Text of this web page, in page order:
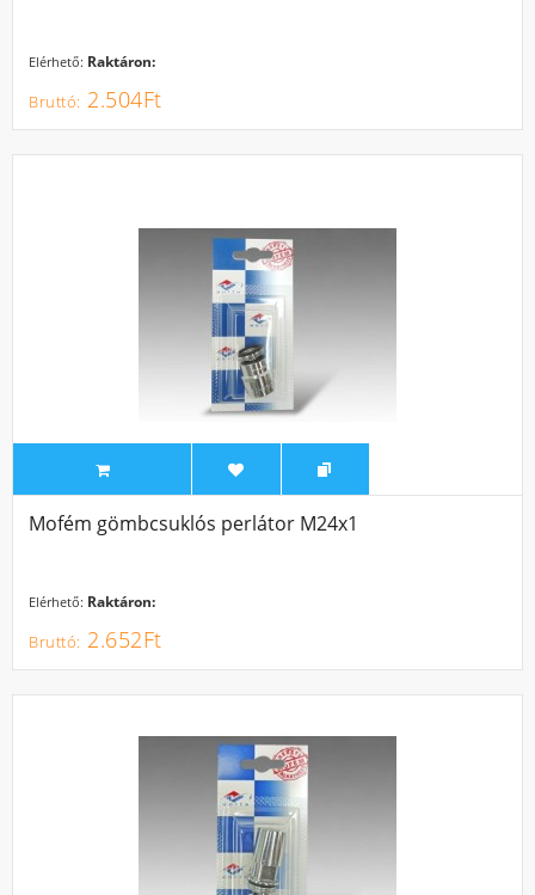
Elérhető: Raktáron:
2.504Ft
Mofém gömbcsuklós perlátor M24x1
Elérhető: Raktáron:
2.652Ft